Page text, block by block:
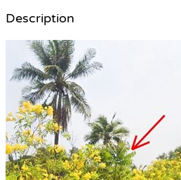
Description